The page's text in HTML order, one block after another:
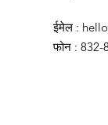
ईमेल :
फोन : 832-